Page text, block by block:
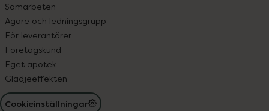
Samarbeten
Ägare och ledningsgrupp
För leverantörer
Företagskund
Eget apotek
Glädjeeffekten
Cookieinställningar